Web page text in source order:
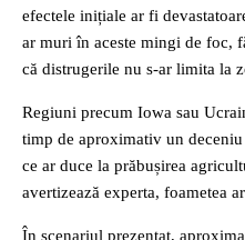
efectele inițiale ar fi
ar muri în aceste mingi de foc,
că distrugerile nu s-ar limita la
Regiuni precum Iowa sau
timp de aproximativ un
ce ar duce la prăbușirea
avertizează experta, foametea
În scenariul prezentat,